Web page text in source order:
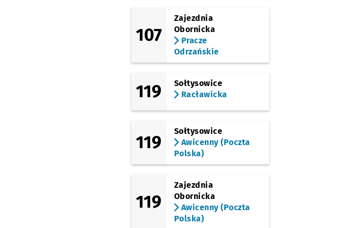
107
Zajezdnia
Obornicka
Pracze
Odrzańskie
119
Sołtysowice
Racławicka
119
Sołtysowice
Awicenny (Poczta
Polska)
119
Zajezdnia
Obornicka
Awicenny (Poczta
Polska)